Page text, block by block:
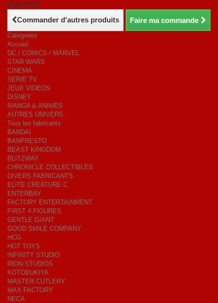
Total (TTC)
Commander d'autres produits Faire ma commande
Catégories
Accueil
DC / COMICS / MARVEL
STAR WARS
CINEMA
SERIE TV
JEUX VIDEOS
DISNEY
MANGA & ANIMES
AUTRES UNIVERS
Tous les fabricants
BANDAI
BANPRESTO
BEAST KINGDOM
BLITZWAY
CHRONICLE COLLECTIBLES
DIVERS FABRICANTS
ELITE CREATURE C.
ENTERBAY
FACTORY ENTERTAINMENT
FIRST 4 FIGURES
GENTLE GIANT
GOOD SMILE COMPANY
HCG
HOT TOYS
INFINITY STUDIO
IRON STUDIOS
KOTOBUKIYA
MASTER CUTLERY
MAX FACTORY
NECA